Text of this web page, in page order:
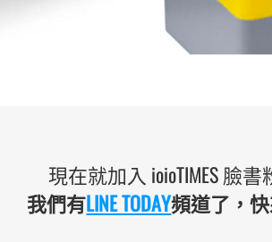
現在就加入 ioioTIMES 臉
我們有LINE TODAY頻道了，